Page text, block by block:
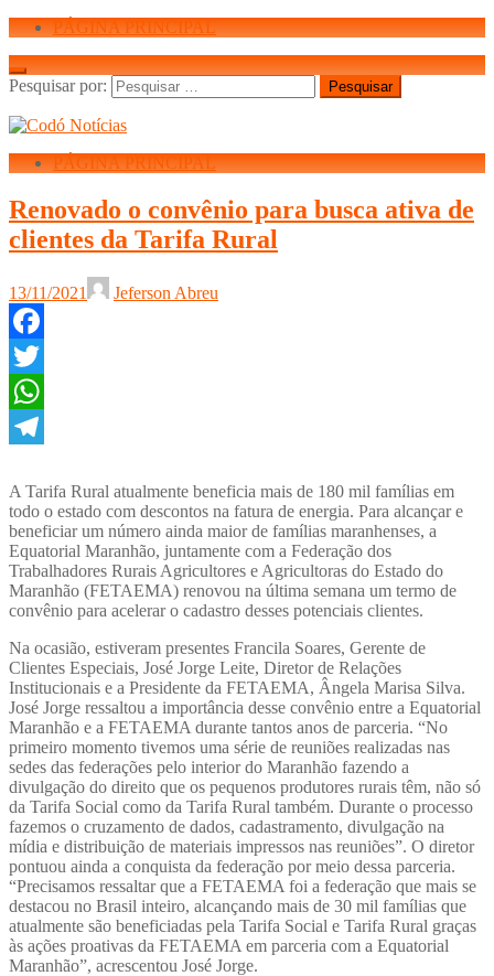
PÁGINA PRINCIPAL
Pesquisar por:
PÁGINA PRINCIPAL
Renovado o convênio para busca ativa de
clientes da Tarifa Rural
13/11/2021 Jeferson Abreu
Facebook
Twitter
WhatsApp
A Tarifa Rural atualmente beneficia mais de 180 mil famílias em
todo o estado com descontos na fatura de energia. Para alcançar e
beneficiar um número ainda maior de famílias maranhenses, a
Equatorial Maranhão, juntamente com a Federação dos
Trabalhadores Rurais Agricultores e Agricultoras do Estado do
Maranhão (FETAEMA) renovou na última semana um termo de
convênio para acelerar o cadastro desses potenciais clientes.
Na ocasião, estiveram presentes Francila Soares, Gerente de
Clientes Especiais, José Jorge Leite, Diretor de Relações
Institucionais e a Presidente da FETAEMA, Ângela Marisa Silva.
José Jorge ressaltou a importância desse convênio entre a Equatorial
Maranhão e a FETAEMA durante tantos anos de parceria. “No
primeiro momento tivemos uma série de reuniões realizadas nas
sedes das federações pelo interior do Maranhão fazendo a
divulgação do direito que os pequenos produtores rurais têm, não só
da Tarifa Social como da Tarifa Rural também. Durante o processo
fazemos o cruzamento de dados, cadastramento, divulgação na
mídia e distribuição de materiais impressos nas reuniões”. O diretor
pontuou ainda a conquista da federação por meio dessa parceria.
“Precisamos ressaltar que a FETAEMA foi a federação que mais se
destacou no Brasil inteiro, alcançando mais de 30 mil famílias que
atualmente são beneficiadas pela Tarifa Social e Tarifa Rural graças
às ações proativas da FETAEMA em parceria com a Equatorial
Maranhão”, acrescentou José Jorge.